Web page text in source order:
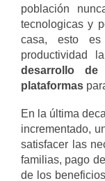
población
tecnologicas y
casa, esto
productividad
desarrollo
plataformas
En la última
incrementado,
satisfacer las
familias, pago
de los